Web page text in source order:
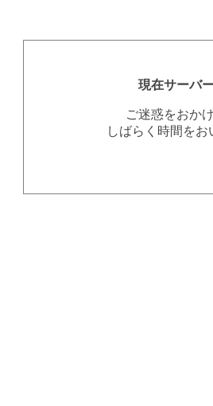
現在サーバ
ご迷惑をおか
しばらく時間を